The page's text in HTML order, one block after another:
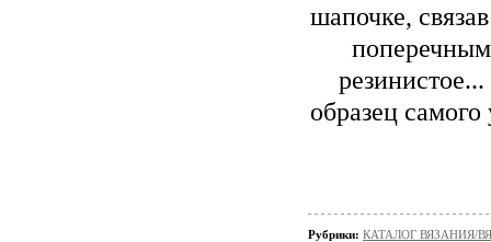
шапочке,
образец
Рубрики: КАТАЛОГ ВЯЗАНИЯ/